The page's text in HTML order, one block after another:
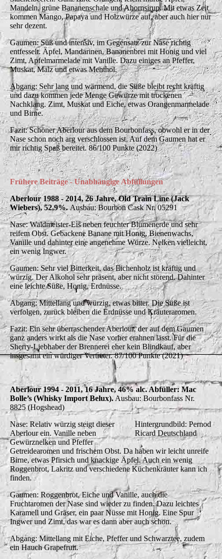
Mandeln, grüne Bananenschale und Ahornsirup. Mit etwas Zeit
kommen Mango, Papaya und Holzwürze auf, aber auch hier nur
sehr dezent.
Gaumen: Süß und intensiv, im Gegensatz zur Nase richtig
entfesselt. Äpfel, Mandarinen, Bananenbrei mit Honig und viel
Zimt, Apfelmarmelade mit Vanille. Dazu einiges an Pfeffer,
Muskat, Malz und etwas Menthol.
Abgang: Sehr lang und wärmend, die Süße bleibt recht kräftig
und dazu kommen jede Menge Gewürze mit trockenen
Nachklang. Zimt, Muskat und Eiche, etwas Orangenmarmelade
und Birne.
Fazit: Schöner Aberlour aus dem Bourbonfass, obwohl er in der
Nase schon noch arg verschlossen ist. Auf dem Gaumen hat er
mir richtig Spaß bereitet. 86/100 Punkte (2022)
Frühere Beiträge - Unabhängige Abfüllungen
Aberlour 1988 - 2014, 26 Jahre, Old Train Line (Jack
Wiebers), 52,9%.Ausbau: Bourbon Cask Nr. 05291
Nase: Waldmeister-Eis neben feuchter Blumenerde und sehr
reifem Obst. Gebackene Banane mit Honig, Bienenwachs,
Vanille und dahinter eine angenehme Würze. Nelken vielleicht,
ein wenig Ingwer.
Gaumen: Sehr viel Bitterkeit, das Eichenholz ist kräftig und
würzig. Der Alkohol sehr präsent, aber nicht störend. Dahinter
eine leichte Süße, Honig, Erdnüsse.
Abgang: Mittellang und würzig, etwas bitter. Die Süße ist
verfolgen, zurück bleiben die Erdnüsse und Kräuteraromen.
Fazit: Ein sehr überraschender Aberlour, der auf dem Gaumen
ganz anders wirkt als die Nase vorher erahnen lässt. Für die
Sherry-Liebhaber der Brennerei eher kein Blindkauf, aber
insgesamt ein würdiger Vertreter.87/100 Punkte (2021)
Aberlour 1994 - 2011, 16 Jahre, 46% alc. Abfüller: Mac
Bolle’s (Whisky Import Belux). Ausbau: Bourbonfass Nr.
8825 (Hogshead)
Hintergrundbild: Pernod
Ricard Deutschland
Nase: Relativ würzig steigt dieser
Aberlour ein. Vanille neben
Gewürznelken und Pfeffer
Getreidearomen und frischem Obst. Da haben wir leicht unreife
Birne, etwas Pfirsich und knackige Äpfel. Auch ein wenig
Roggenbrot, Lakritz und verschiedene Küchenkräuter kann ich
finden.
Gaumen: Roggenbrot, Eiche und Vanille, auch die
Fruchtaromen der Nase sind wieder zu finden. Dazu leichtes
Karamell und Gräser, ein paar Nüsse mit Honig. Eine Spur
Ingwer und Zimt, das war es dann aber auch schon.
Abgang: Mittellang mit Eiche, Pfeffer und Schwarztee, zudem
ein Hauch Grapefruit.